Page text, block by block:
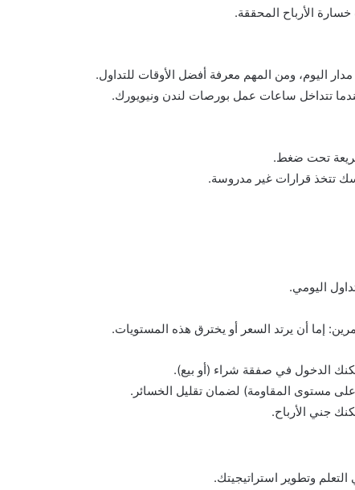
الأرباح المحققة.
اليوم، ومن المهم معرفة أفضل الأوقات للتداول.
تتداخل ساعات عمل بورصات لندن ونيويورك.
سريعة تحت ضغط.
تتخذ قرارات غير مدروسة.
اليومي.
إما أن يرتد السعر أو يخترق هذه المستويات.
الدخول في صفقة شراء (أو بيع).
مستوى المقاومة) لضمان تقليل الخسائر.
جني الأرباح.
وتطوير استراتيجيتك.